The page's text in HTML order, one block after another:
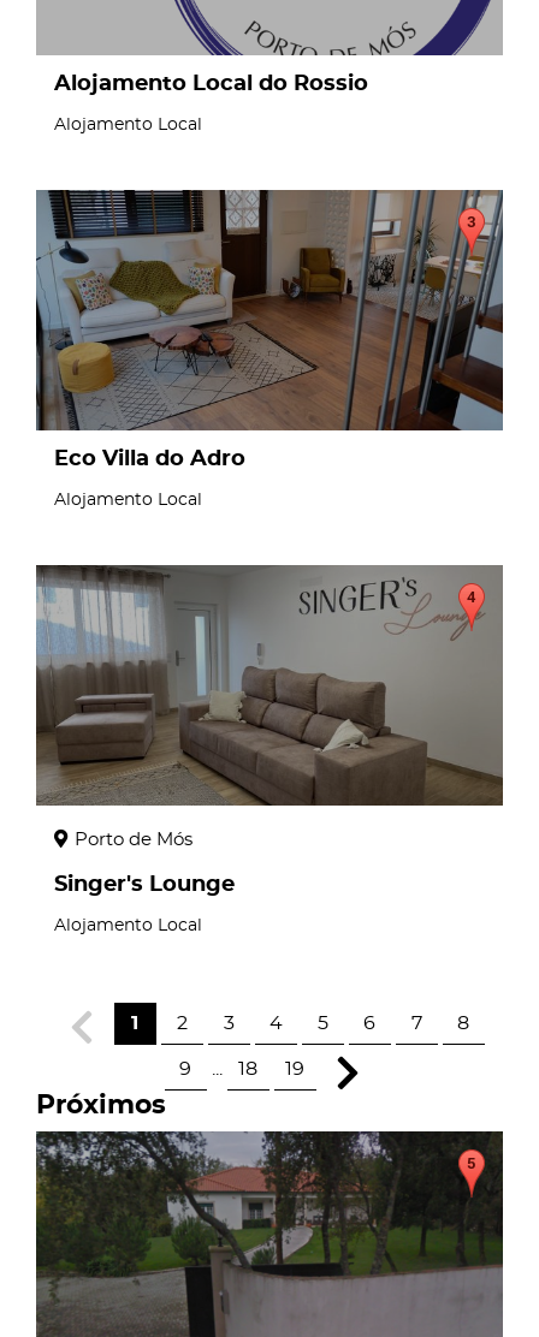
Alojamento Local do Rossio
Alojamento Local
page
Eco Villa do Adro
Alojamento Local
page
Porto de Mós
Singer's Lounge
Alojamento Local
1 2 3 4 5 6 7 8
9 18 19
Próximos
page